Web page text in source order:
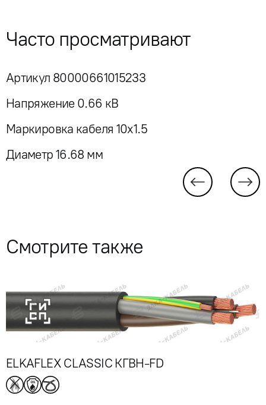
Часто просматривают
Артикул 80000661015233
Напряжение 0.66 кВ
Маркировка кабеля 10x1.5
Диаметр 16.68 мм
Смотрите также
ELKAFLEX CLASSIC КГВН-FD